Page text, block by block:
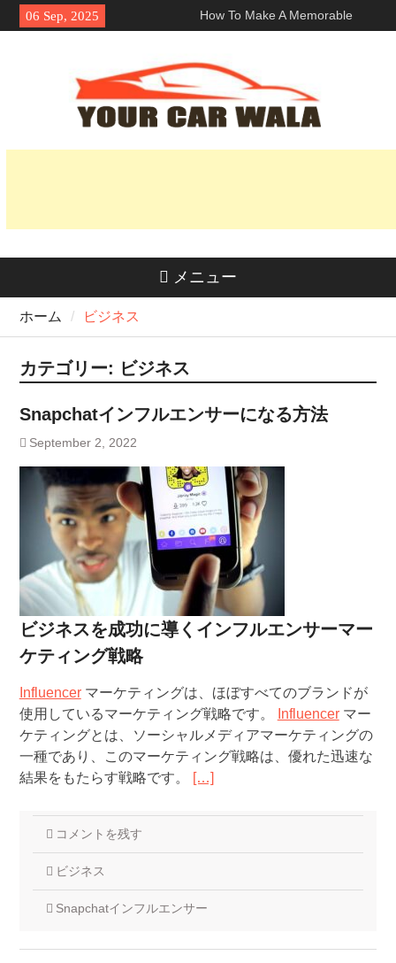
Skip
to
06 Sep, 2025
How To Make A Memorable
First Impression With A ロサン
タル?
車両輸送サービスにおける環境
に優しい選択肢の探求
魅力を解き明かす：なぜホンダ
メニュー
ホーム ビジネス
カテゴリー: ビジネス
Snapchatインフルエンサーになる方法
September 2, 2022
ビジネスを成功に導くインフルエンサーマー
ケティング戦略
Influencerマーケティングは、ほぼすべてのブランドが
使用しているマーケティング戦略です。
Influencerマー
ケティングとは、ソーシャルメディアマーケティングの
一種であり、このマーケティング戦略は、優れた迅速な
結果をもたらす戦略です。
[…]
コメントを残す
ビジネス
Snapchatインフルエンサー